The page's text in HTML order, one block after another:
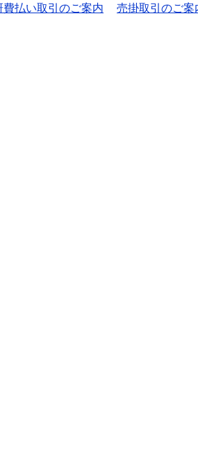
払い取引のご案内 売掛取引のご案